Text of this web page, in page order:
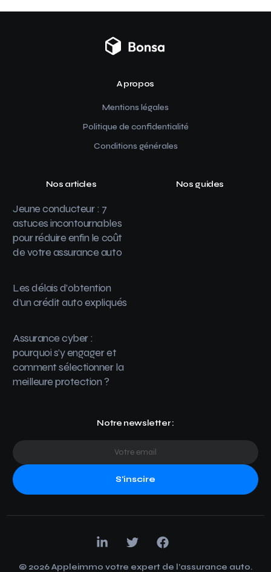
A propos
Mentions légales
Politique de confidentialité
Conditions générales
Nos articles
Jeune conducteur : 7
astuces incontournables
pour réduire enfin le coût
de votre assurance auto
Les délais d’obtention
d’un crédit auto expliqués
Assurance cyber :
pourquoi s’y engager et
comment sélectionner la
meilleure protection ?
Nos guides
Notre newsletter :
S'inscire
© 2026 Appleimmo votre expert de l’assurance auto.